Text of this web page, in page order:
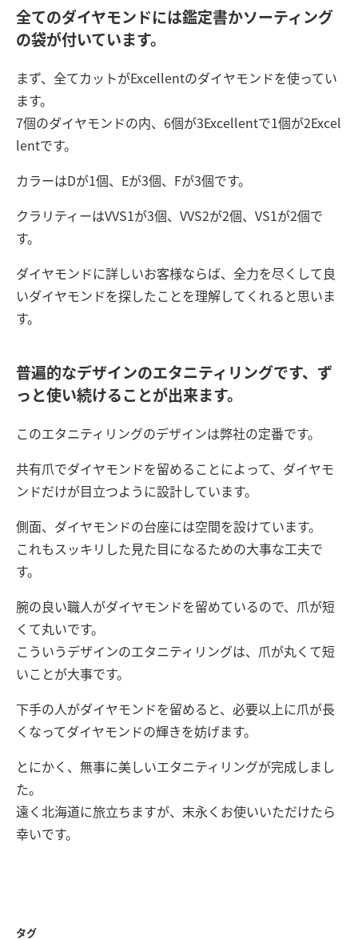
全てのダイヤモンドには鑑定書かソーティング
の袋が付いています。
まず、全てカットがExcellentのダイヤモンドを使ってい
ます。
7個のダイヤモンドの内、6個が3Excellentで1個が2Excel
lentです。
カラーはDが1個、Eが3個、Fが3個です。
クラリティーはVVS1が3個、VVS2が2個、VS1が2個で
す。
ダイヤモンドに詳しいお客様ならば、全力を尽くして良
いダイヤモンドを探したことを理解してくれると思いま
す。
普遍的なデザインのエタニティリングです、ず
っと使い続けることが出来ます。
このエタニティリングのデザインは弊社の定番です。
共有爪でダイヤモンドを留めることによって、ダイヤモ
ンドだけが目立つように設計しています。
側面、ダイヤモンドの台座には空間を設けています。
これもスッキリした見た目になるための大事な工夫で
す。
腕の良い職人がダイヤモンドを留めているので、爪が短
くて丸いです。
こういうデザインのエタニティリングは、爪が丸くて短
いことが大事です。
下手の人がダイヤモンドを留めると、必要以上に爪が長
くなってダイヤモンドの輝きを妨げます。
とにかく、無事に美しいエタニティリングが完成しまし
た。
遠く北海道に旅立ちますが、末永くお使いいただけたら
幸いです。
タグ